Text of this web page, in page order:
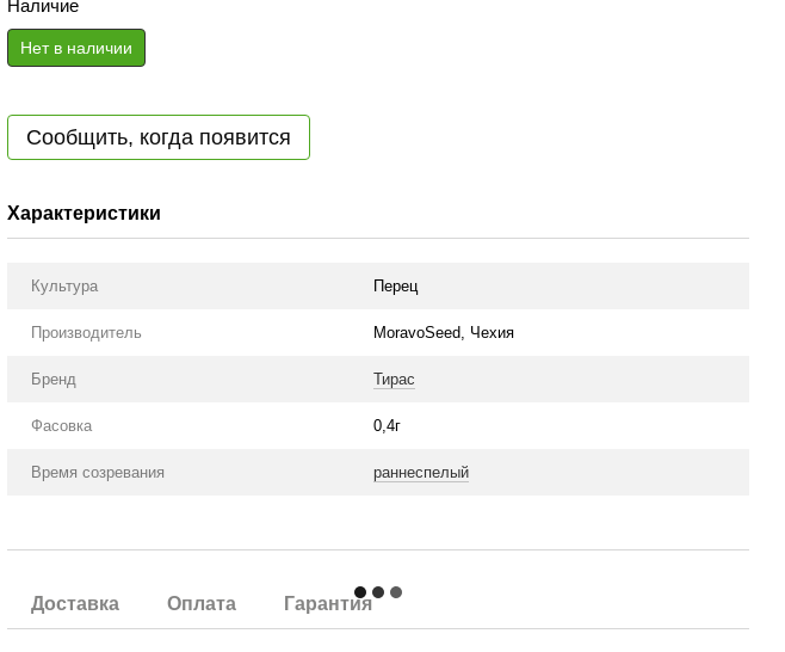
Наличие
Нет в наличии
Сообщить, когда появится
Характеристики
Культура Перец
Производитель MoravoSeed, Чехия
Бренд Тирас
Фасовка 0,4г
Время созревания раннеспелый
Доставка Оплата Гарантия